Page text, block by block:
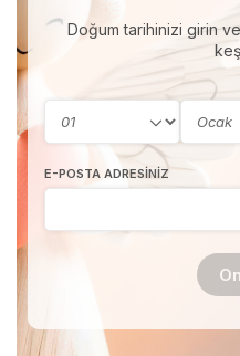
Doğum tarihinizi girin
E-POSTA ADRESINIZ